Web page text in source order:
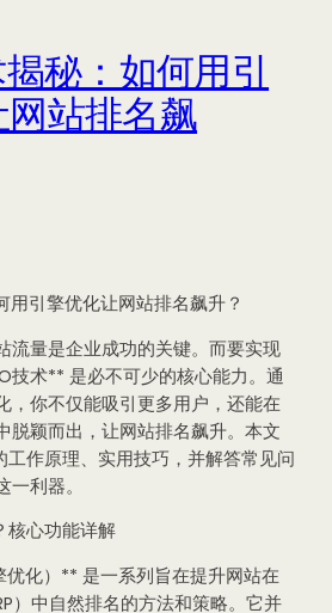
秘：如何用引
站排名飙
用引擎优化让网站排名飙升？
流量是企业成功的关键。而要实现
技术** 是必不可少的核心能力。通
，你不仅能吸引更多用户，还能在
脱颖而出，让网站排名飙升。本文
工作原理、实用技巧，并解答常见问
利器。
核心功能详解
优化）** 是一系列旨在提升网站在
）中自然排名的方法和策略。它并